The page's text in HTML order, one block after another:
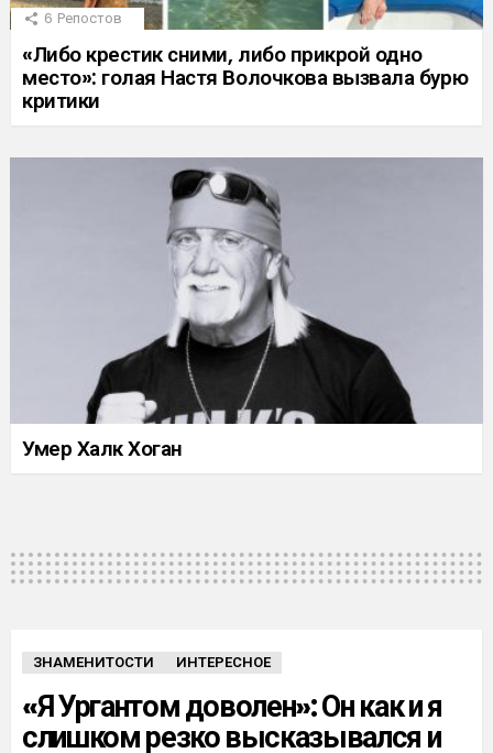
6 Репостов
«Либо крестик сними, либо прикрой одно
место»: голая Настя Волочкова вызвала бурю
критики
Умер Халк Хоган
ЗНАМЕНИТОСТИ ИНТЕРЕСНОЕ
«Я Ургантом доволен»: Он как и я
слишком резко высказывался и